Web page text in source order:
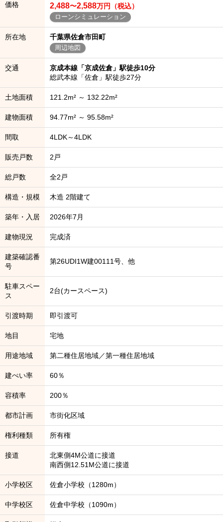
価格 2,488〜2,588万円（税込）
ローンシミュレーション
所在地 千葉県佐倉市田町
周辺地図
交通
京成本線「京成佐倉」駅徒歩10分
総武本線「佐倉」駅徒歩27分
土地面積 121.2m² ～ 132.22m²
建物面積 94.77m² ～ 95.58m²
間取 4LDK～4LDK
販売戸数 2戸
総戸数 全2戸
構造・規模 木造 2階建て
築年・入居 2026年7月
建物現況 完成済
建築確認番
号
第26UDI1W建00111号、他
駐車スペー
ス
2台(カースペース)
引渡時期 即引渡可
地目 宅地
用途地域 第二種住居地域／第一種住居地域
建ぺい率 60％
容積率 200％
都市計画 市街化区域
権利種類 所有権
接道
北東側4M公道に接道
南西側12.51M公道に接道
小学校区 佐倉小学校（1280m）
中学校区 佐倉中学校（1090m）